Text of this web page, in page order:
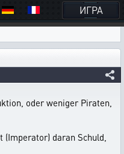
ИГРА
oder weniger Piraten,
daran Schuld,